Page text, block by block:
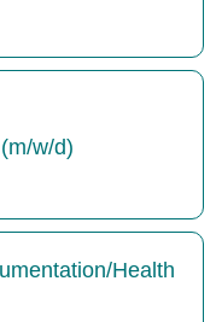
w/d)
Health